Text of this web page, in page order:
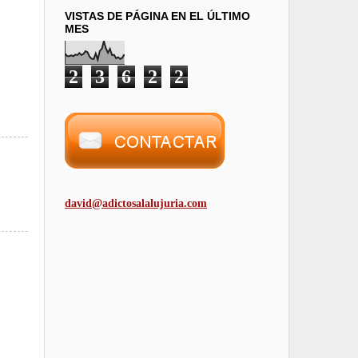
VISTAS DE PÁGINA EN EL ÚLTIMO
MES
2 3 6 2 2
david@adictosalalujuria.com